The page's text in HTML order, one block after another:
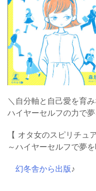
＼自分軸と自己愛を育み
ハイヤーセルフの力で
【 オタ女のスピリチュ
～ハイヤーセルフで夢
幻冬舎から出版♪